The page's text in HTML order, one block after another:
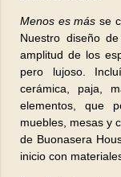
Menos es más se
Nuestro diseño
amplitud de los
pero lujoso.
cerámica, paja,
elementos, que
muebles, mesas y
de Buonasera
inicio con